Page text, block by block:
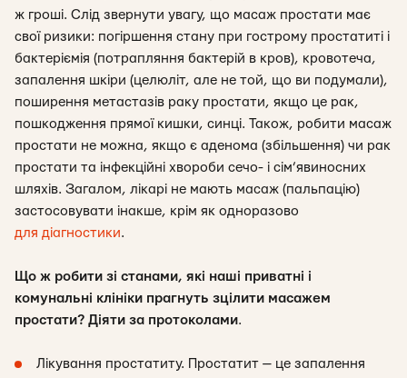
ж гроші. Слід звернути увагу, що масаж простати має
свої ризики: погіршення стану при гострому простатиті і
бактеріємія (потрапляння бактерій в кров), кровотеча,
запалення шкіри (целюліт, але не той, що ви подумали),
поширення метастазів раку простати, якщо це рак,
пошкодження прямої кишки, синці. Також, робити масаж
простати не можна, якщо є аденома (збільшення) чи рак
простати та інфекційні хвороби сечо- і сім’явиносних
шляхів. Загалом, лікарі не мають масаж (пальпацію)
застосовувати інакше, крім як одноразово
для діагностики.
Що ж робити зі станами, які наші приватні і
комунальні клініки прагнуть зцілити масажем
простати? Діяти за протоколами.
Лікування простатиту. Простатит — це запалення